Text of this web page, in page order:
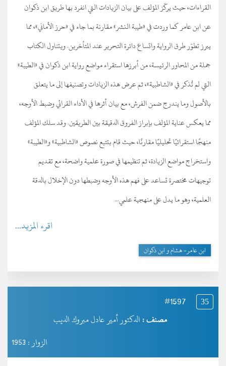
القراءات، حيث يركّز المؤلف على بيان الزيادات التي انفرد بها طريق ابن ذكوان
عن ابن عامر كما وردت في «طيبة النشر» مقارنة بما جاء في «حرز الأماني»، مما
يبرز تطوّر طرق الرواية واتساع دائرة التحرير عند المتأخرين. ويتناول الكتاب
جملة من المحاور الرئيسة، من أبرزها استقراء مواضع رواية ابن ذكوان في «الطيبة»
التي لم تُذكر في «الشاطبية»، ثم عرض هذه الزيادات وتصنيفها إلى ما يتعلق
بالأصول وما يندرج ضمن الفرش، مع بيان أثرها في الأداء القرائي وضبط الأوجه،
مما يعكس عناية المؤلف بإبراز الفروق الدقيقة بين الطريقين. وقد سلك المؤلف
منهجًا استقرائيًا تحليليًا مقارنًا، حيث قام بتتبع نصوص «الشاطبية» و«الطيبة»
واستخراج مواضع الزيادة، ثم تنظيمها في صورة علمية واضحة، مع تقديم
توجيهات مختصرة تساعد على فهم هذه الأوجه وضبطها دون الإخلال بالدقة
العلمية، وهو ما يدل على منهجية علمي...
اقرء المزيد...
ابن عامر- هشام و ابن ذكوان
35
#1597
مصنف : الدكتور أمير عادل مبروك الديب
الزوار : 1953